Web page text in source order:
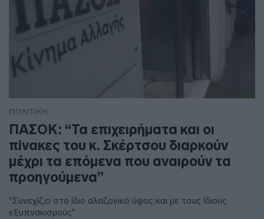
ΠΟΛΙΤΙΚΗ
ΠΑΣΟΚ: “Τα επιχειρήματα και οι
πίνακες του κ. Σκέρτσου διαρκούν
μέχρι τα επόμενα που αναιρούν τα
προηγούμενα”
"Συνεχίζει στο ίδιο αλαζονικό ύφος και με τους ίδιους
εξυπνακισμούς"